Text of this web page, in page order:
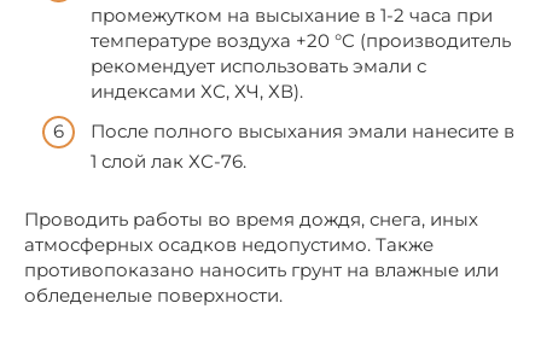
промежутком на высыхание в 1-2 часа при
температуре воздуха +20 °C (производитель
рекомендует использовать эмали с
индексами ХС, ХЧ, ХВ).
После полного высыхания эмали нанесите в
1 слой лак ХС-76.
Проводить работы во время дождя, снега, иных
атмосферных осадков недопустимо. Также
противопоказано наносить грунт на влажные или
обледенелые поверхности.